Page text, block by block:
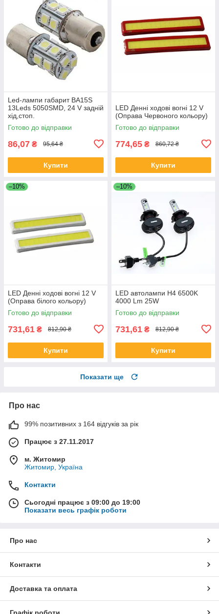
Led-лампи габарит BA15S
13Leds 5050SMD, 24 V задній
хід,стоп.
Готово до відправки
86,07 ₴ 95,64 ₴
Купити
LED Денні ходові вогні 12 V
(Оправа Червоного кольору)
Готово до відправки
774,65 ₴ 860,72 ₴
Купити
–10%
LED Денні ходові вогні 12 V
(Оправа білого кольору)
Готово до відправки
731,61 ₴ 812,90 ₴
Купити
–10%
LED автолампи H4 6500K
4000 Lm 25W
Готово до відправки
731,61 ₴ 812,90 ₴
Купити
Показати ще
Про нас
99% позитивних з 164 відгуків за рік
Працює з 27.11.2017
м. Житомир
Житомир, Україна
Контакти
Сьогодні працює з 09:00 до 19:00
Показати весь графік роботи
Про нас
Контакти
Доставка та оплата